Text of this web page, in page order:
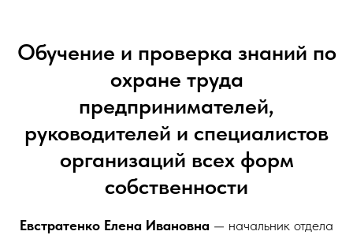
Обучение и проверка знаний по
охране труда
предпринимателей,
руководителей и специалистов
организаций всех форм
собственности
Евстратенко Елена Ивановна — начальник отдела